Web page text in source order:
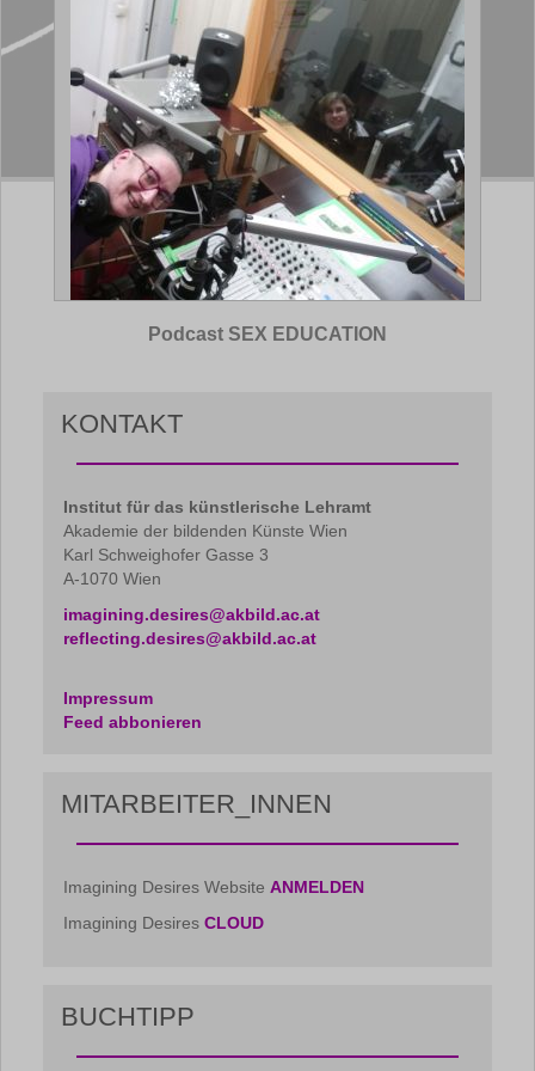
Podcast SEX EDUCATION
KONTAKT
Institut für das künstlerische Lehramt
Akademie der bildenden Künste Wien
Karl Schweighofer Gasse 3
A-1070 Wien
imagining.desires@akbild.ac.at
reflecting.desires@akbild.ac.at
Impressum
Feed abbonieren
MITARBEITER_INNEN
Imagining Desires Website ANMELDEN
Imagining Desires CLOUD
BUCHTIPP